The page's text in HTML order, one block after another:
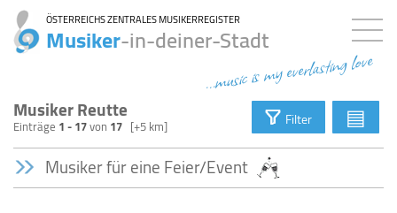
ÖSTERREICHS ZENTRALES MUSIKERREGISTER
Musiker-in-deiner-Stadt
...music is my everlasting love
Musiker Reutte
Einträge 1 - 17von 17 [+5 km] Filter ▤
Musiker für eine Feier/Event